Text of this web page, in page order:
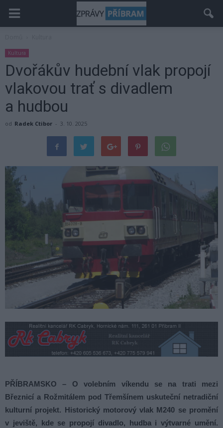
Kultura
Dvořákův hudební vlak propojí
vlakovou trať s divadlem
a hudbou
od Radek Ctibor - 3. 10. 2025
PŘÍBRAMSKO – O volebním víkendu se na trati mezi
Březnicí a Rožmitálem pod Třemšínem uskuteční netradiční
kulturní projekt. Historický motorový vlak M240 se promění
v jeviště, kde se propojí divadlo, hudba i výtvarné umění.